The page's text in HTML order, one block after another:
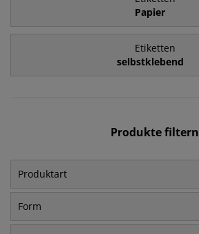
Papier
Etiketten
selbstklebend
Produkte filtern
Produktart
Form